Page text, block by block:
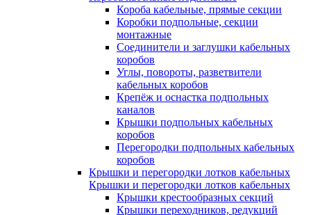
Короба кабельные, прямые секции
Коробки подпольные, секции
монтажные
Соединители и заглушки кабельных
коробов
Углы, повороты, разветвители
кабельных коробов
Крепёж и оснастка подпольных
каналов
Крышки подпольных кабельных
коробов
Перегородки подпольных кабельных
коробов
Крышки и перегородки лотков кабельных
Крышки и перегородки лотков кабельных
Крышки крестообразных секций
Крышки переходников, редукций